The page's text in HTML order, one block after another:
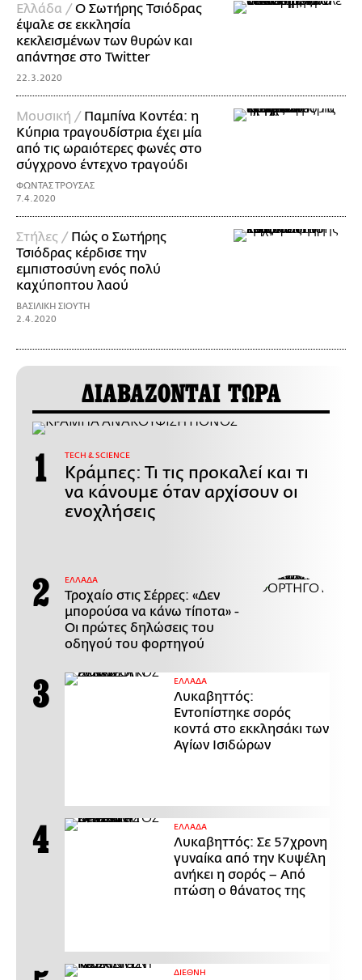
Ελλάδα / Ο Σωτήρης Τσιόδρας
έψαλε σε εκκλησία
κεκλεισμένων των θυρών και
απάντησε στο Twitter
22.3.2020
Μουσική / Παμπίνα Κοντέα: η
Κύπρια τραγουδίστρια έχει μία
από τις ωραιότερες φωνές στο
σύγχρονο έντεχνο τραγούδι
ΦΩΝΤΑΣ ΤΡΟΥΣΑΣ
7.4.2020
Στήλες / Πώς ο Σωτήρης
Τσιόδρας κέρδισε την
εμπιστοσύνη ενός πολύ
καχύποπτου λαού
ΒΑΣΙΛΙΚΗ ΣΙΟΥΤΗ
2.4.2020
ΔΙΑΒΑΖΟΝΤΑΙ ΤΩΡΑ
ΤECH & SCIENCE
Κράμπες: Τι τις προκαλεί και τι
να κάνουμε όταν αρχίσουν οι
ενοχλήσεις
ΕΛΛΑΔΑ
Τροχαίο στις Σέρρες: «Δεν
μπορούσα να κάνω τίποτα» -
Οι πρώτες δηλώσεις του
οδηγού του φορτηγού
ΕΛΛΑΔΑ
Λυκαβηττός:
Εντοπίστηκε σορός
κοντά στο εκκλησάκι των
Αγίων Ισιδώρων
ΕΛΛΑΔΑ
Λυκαβηττός: Σε 57χρονη
γυναίκα από την Κυψέλη
ανήκει η σορός – Από
πτώση ο θάνατος της
ΔΙΕΘΝΗ